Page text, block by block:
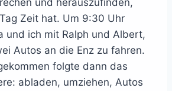
Zeit hat. Um 9:30 Uhr
und ich mit Ralph und Albert,
Autos an die Enz zu fahren.
folgte dann das
abladen, umziehen, Autos